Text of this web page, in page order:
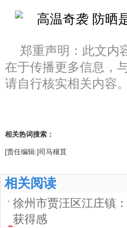
郑重声明：此文内
在于传播更多信息，
请自行核实相关内容。
相关热词搜索：
[责任编辑:]司马穰苴
相关阅读
徐州市贾汪区江庄镇
获得感